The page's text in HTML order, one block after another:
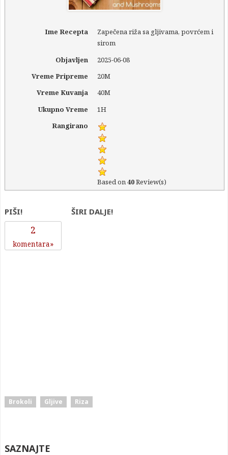
Ime Recepta
Zapečena riža sa gljivama, povrćem i
sirom
Objavljen
2025-06-08
Vreme Pripreme
20M
Vreme Kuvanja
40M
Ukupno Vreme
1H
Rangirano
Based on40Review(s)
PIŠI!
2
komentara
ŠIRI DALJE!
Brokoli Gljive Riza
SAZNAJTE